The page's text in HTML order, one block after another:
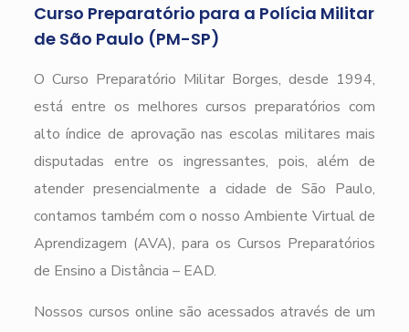
Curso Preparatório para a Polícia Militar
de São Paulo (PM-SP)
O Curso Preparatório Militar Borges, desde 1994,
está entre os melhores cursos preparatórios com
alto índice de aprovação nas escolas militares mais
disputadas entre os ingressantes, pois, além de
atender presencialmente a cidade de São Paulo,
contamos também com o nosso Ambiente Virtual de
Aprendizagem (AVA), para os Cursos Preparatórios
de Ensino a Distância – EAD.
Nossos cursos online são acessados através de um